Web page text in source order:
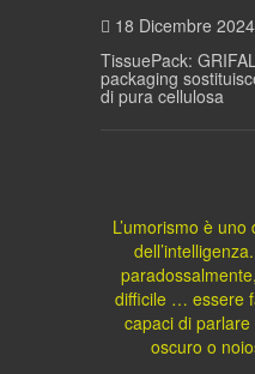
18 Dicembre 2024
TissuePack:
packaging
di pura cellulosa
L’umorismo è
difficile … essere
capaci di
oscuro o